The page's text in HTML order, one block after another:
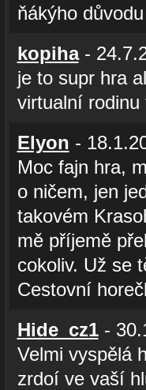
ňákýho
kopiha-
je to supr hra
virtualní rodinu
Elyon -
Moc fajn hra,
o ničem, jen
takovém
mě příjemě
cokoliv. Už se
Cestovní
Hide_cz1-
Velmi vyspělá
zrdoí ve vaší